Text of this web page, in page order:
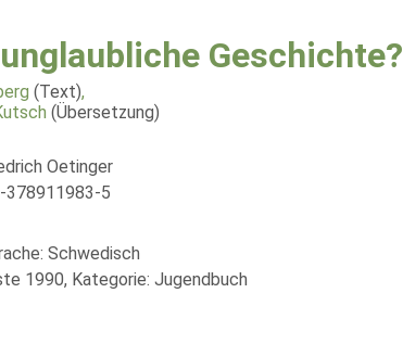
Geschichte?
(Text),
(Übersetzung)
Oetinger
378911983-5
Schwedisch
1990, Kategorie: Jugendbuch